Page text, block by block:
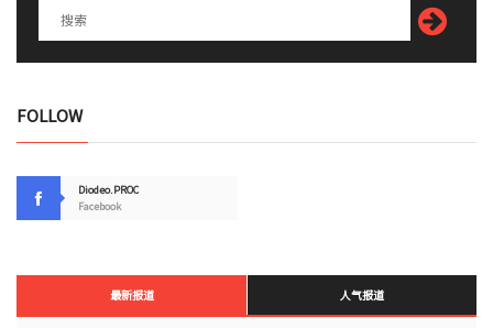
FOLLOW
Diodeo.PROC
Facebook
最新报道 人气报道